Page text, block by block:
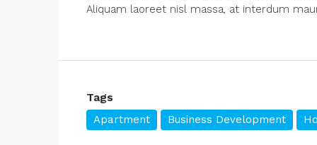
Aliquam laoreet nisl massa, at interdum
Tags
Apartment Business Development